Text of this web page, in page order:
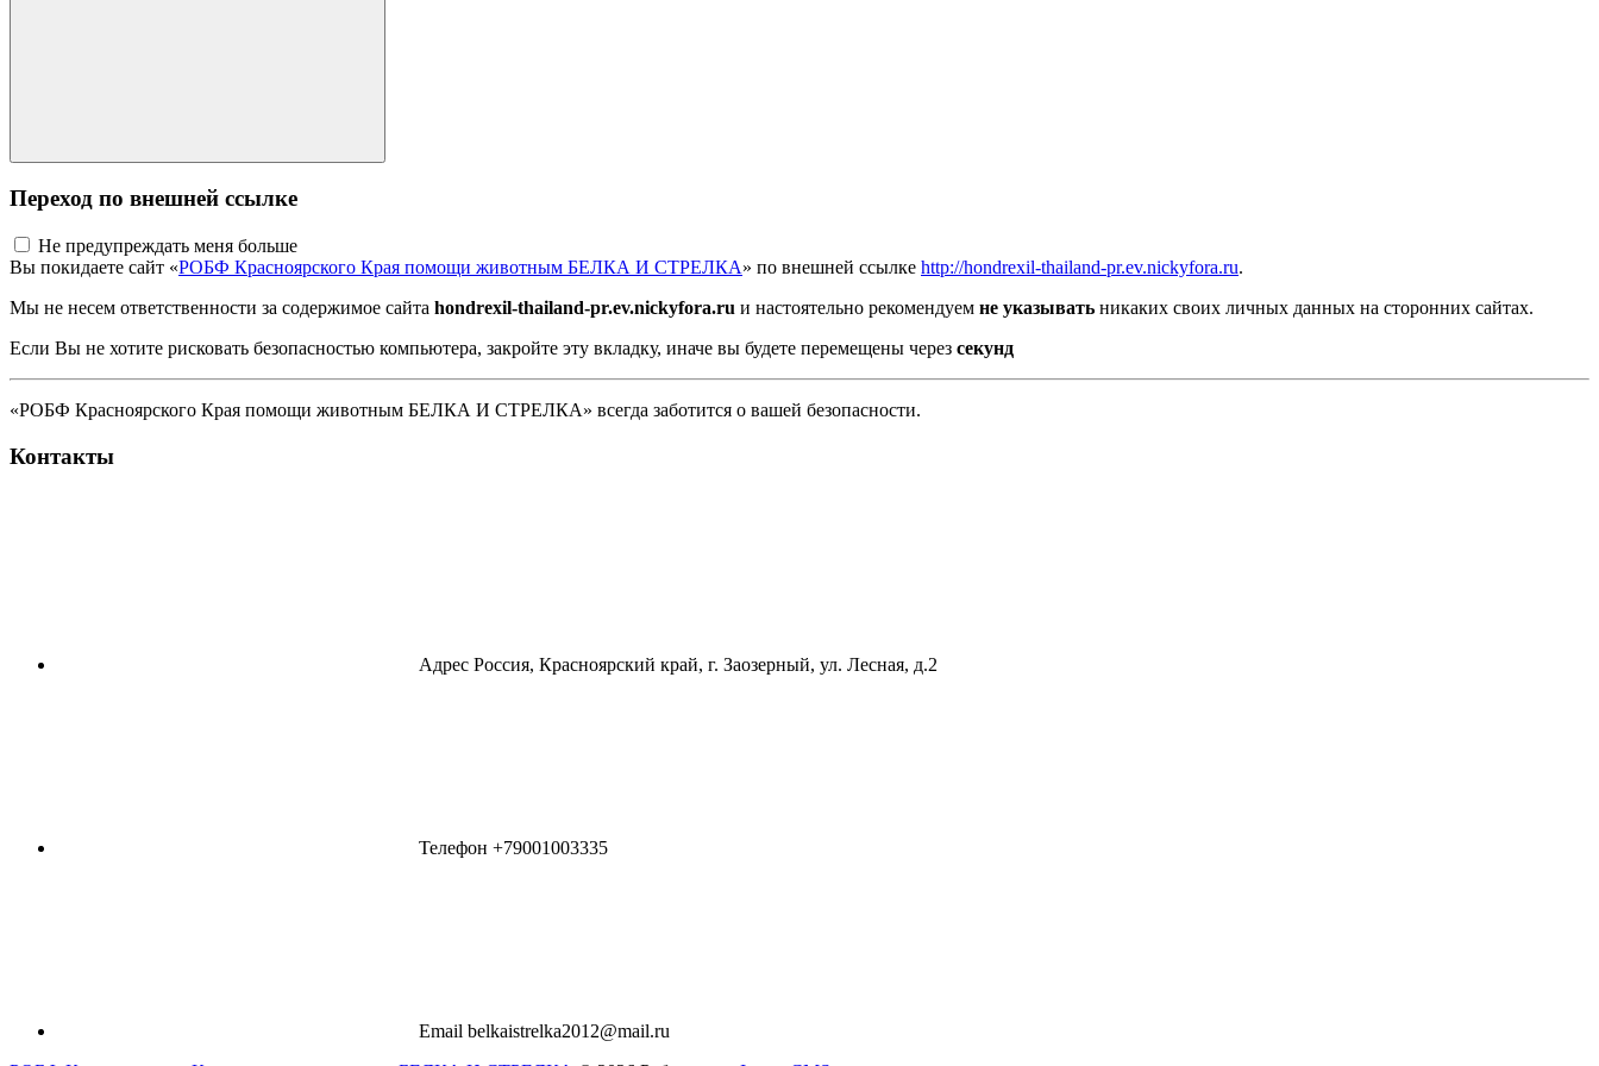
Переход по внешней ссылке
Не предупреждать меня больше
Вы покидаете сайт «РОБФ Красноярского Края помощи животным БЕЛКА И СТРЕЛКА» по внешней ссылке http://hondrexil-thailand-pr.ev.nickyfora.ru.
Мы не несем ответственности за содержимое сайта hondrexil-thailand-pr.ev.nickyfora.ru и настоятельно рекомендуем не указывать никаких своих личных данных на сторонних сайтах.
Если Вы не хотите рисковать безопасностью компьютера, закройте эту вкладку, иначе вы будете перемещены через секунд
«РОБФ Красноярского Края помощи животным БЕЛКА И СТРЕЛКА» всегда заботится о вашей безопасности.
Контакты
Адрес Россия, Красноярский край, г. Заозерный, ул. Лесная, д.2
Телефон +79001003335
Email belkaistrelka2012@mail.ru